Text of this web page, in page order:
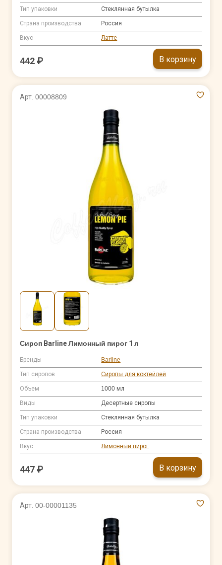
Тип упаковки Стеклянная бутылка
Страна производства Россия
Вкус Латте
442 ₽ В корзину
Арт. 00008809
Сироп Barline Лимонный пирог 1 л
Бренды Barline
Тип сиропов Сиропы для коктейлей
Объем 1000 мл
Виды Десертные сиропы
Тип упаковки Стеклянная бутылка
Страна производства Россия
Вкус Лимонный пирог
447 ₽ В корзину
Арт. 00-00001135